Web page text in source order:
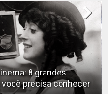
8 grandes
precisa conhecer